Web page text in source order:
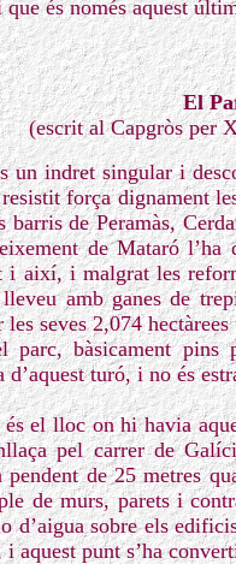
és només aquest
El
(escrit al Capgròs per
un indret singular i
força dignament
barris de Peramàs,
de Mataró
així, i malgrat les
amb ganes de
seves 2,074
parc, bàsicament pins
d’aquest turó, i no és
el lloc on hi havia
pel carrer de
de 25 metres
de murs, parets i
d’aigua sobre els
i aquest punt s’ha